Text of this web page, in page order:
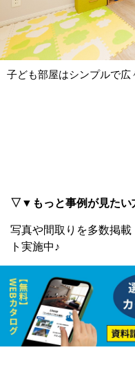
子ども部屋はシンプルで広
▽▼もっと事例が見た
写真や間取りを多数掲載
ト実施中♪